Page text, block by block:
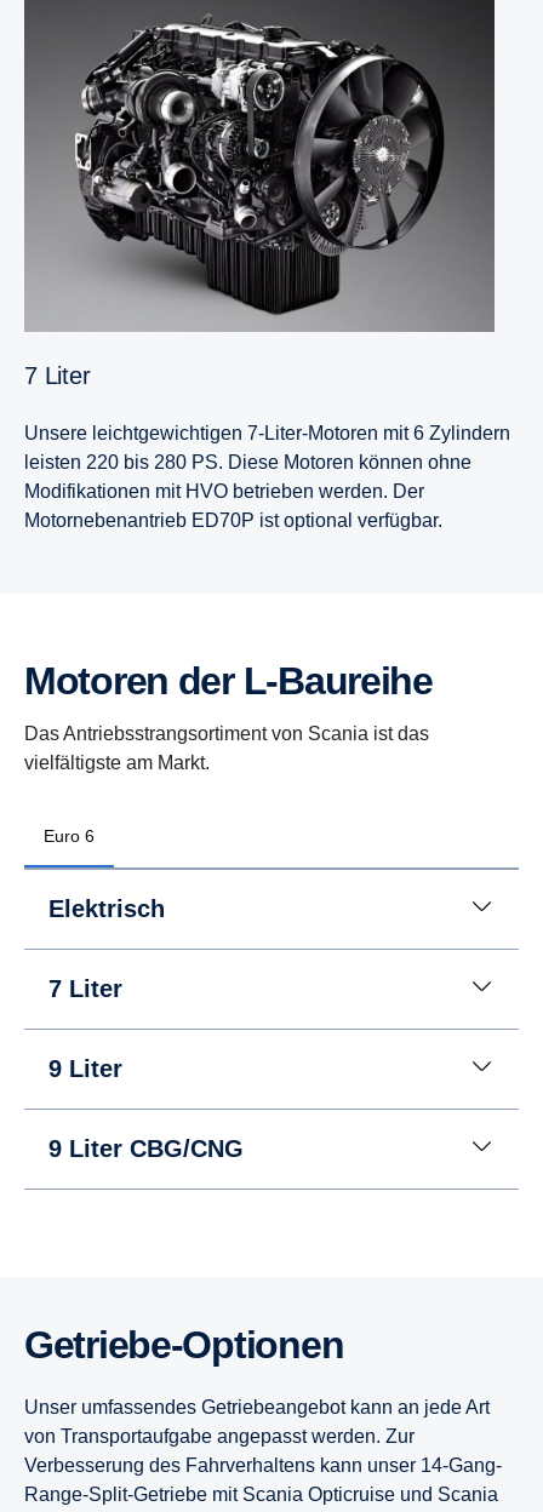
7 Liter
Unsere leichtgewichtigen 7-Liter-Motoren mit 6 Zylindern
leisten 220 bis 280 PS. Diese Motoren können ohne
Modifikationen mit HVO betrieben werden. Der
Motornebenantrieb ED70P ist optional verfügbar.
Motoren der L-Baureihe
Das Antriebsstrangsortiment von Scania ist das
vielfältigste am Markt.
Euro 6
Elektrisch
7 Liter
9 Liter
9 Liter CBG/CNG
Getriebe-Optionen
Unser umfassendes Getriebeangebot kann an jede Art
von Transportaufgabe angepasst werden. Zur
Verbesserung des Fahrverhaltens kann unser 14-Gang-
Range-Split-Getriebe mit Scania Opticruise und Scania